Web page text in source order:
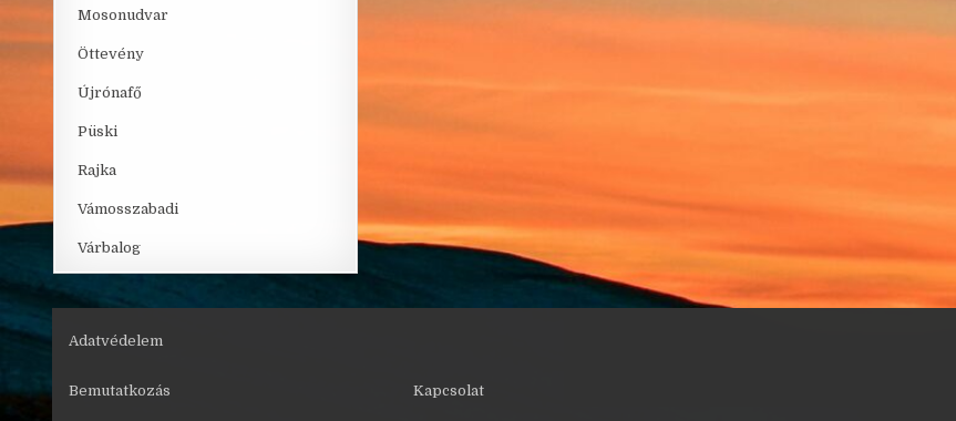
Mosonudvar
Öttevény
Újrónafő
Püski
Rajka
Vámosszabadi
Várbalog
Adatvédelem
Bemutatkozás Kapcsolat